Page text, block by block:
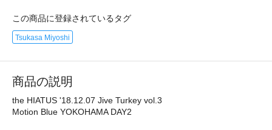
この商品に登録されているタグ
Tsukasa Miyoshi
商品の説明
the HIATUS '18.12.07 Jive Turkey vol.3
Motion Blue YOKOHAMA DAY2